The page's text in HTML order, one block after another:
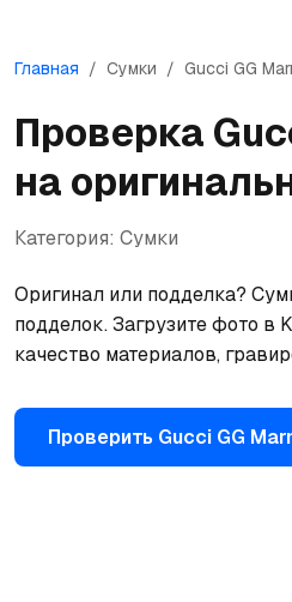
Главная / Сумки / Gucci GG
Проверка
на
Категория: Сумки
Оригинал или подделка?
подделок. Загрузите фото в
качество материалов,
Проверить Gucci GG